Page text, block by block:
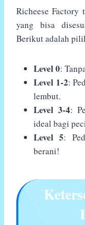
Richeese Factory
yang bisa
Berikut adalah
Level 0:
Level 1-2:
lembut.
Level 3-4:
ideal bagi
Level 5:
berani!